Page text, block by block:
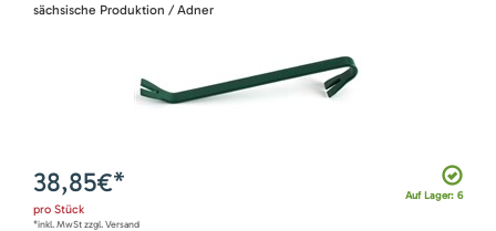
sächsische Produktion / Adner
Auf Lager: 6
38,85€*
pro Stück
*inkl. MwSt zzgl. Versand